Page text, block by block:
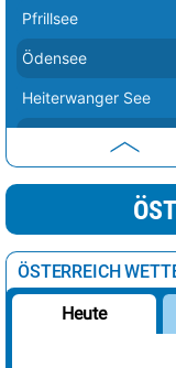
Pfrillsee
Ödensee
Heiterwanger See
Gasteiner Badesee
Erlaufsee
Weiermoarteich
ÖSTERREICH
Heute